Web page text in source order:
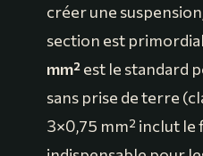
créer une
section est
mm²est le standard
sans prise de terre
3×0,75 mm² inclut le